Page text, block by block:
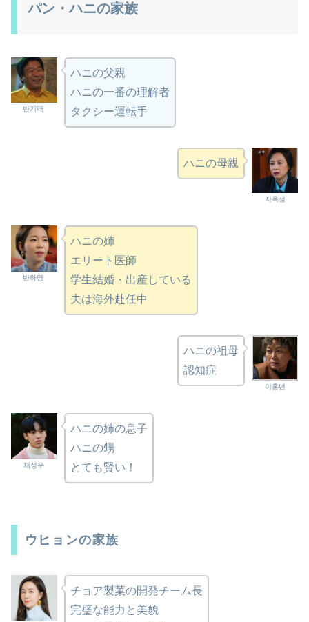
パン・ハニの家族
반기태
ハニの父親
ハニの一番の理解者
タクシー運転手
지옥정
ハニの母親
반하영
ハニの姉
エリート医師
学生結婚・出産している
夫は海外赴任中
이홍년
ハニの祖母
認知症
채성우
ハニの姉の息子
ハニの甥
とても賢い！
ウヒョンの家族
チョア製菓の開発チーム長
完璧な能力と美貌